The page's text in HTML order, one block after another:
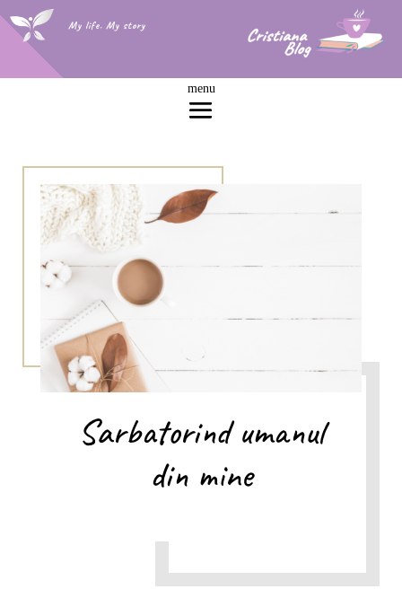
My life. My story
Sarbatorind umanul
din mine